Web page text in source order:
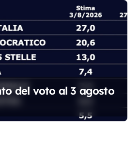
del voto al 3 agosto